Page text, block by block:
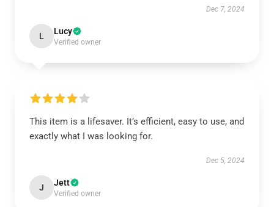
Dec 7, 2024
L Lucy
Verified owner
This item is a lifesaver. It’s efficient, easy to use, and
exactly what I was looking for.
Dec 5, 2024
J Jett
Verified owner